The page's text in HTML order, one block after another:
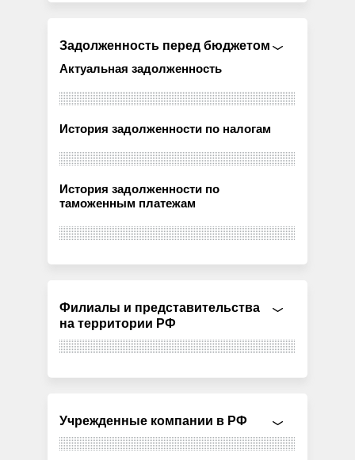
Задолженность перед бюджетом
Актуальная задолженность
История задолженности по налогам
История задолженности по
таможенным платежам
Филиалы и представительства
на территории РФ
Учрежденные компании в РФ